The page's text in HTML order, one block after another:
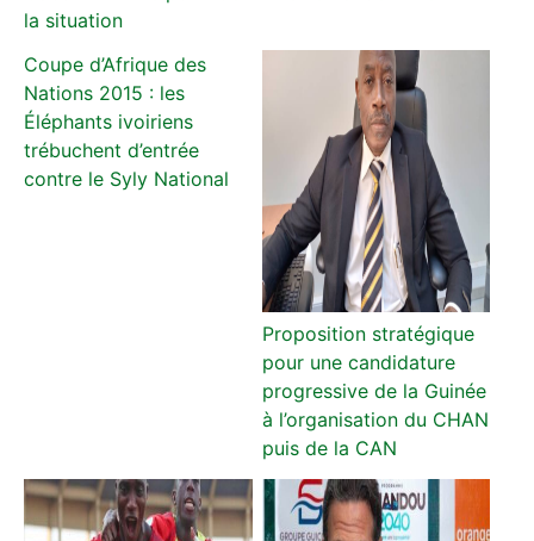
la situation
Coupe d’Afrique des
Nations 2015 : les
Éléphants ivoiriens
trébuchent d’entrée
contre le Syly National
Proposition stratégique
pour une candidature
progressive de la Guinée
à l’organisation du CHAN
puis de la CAN